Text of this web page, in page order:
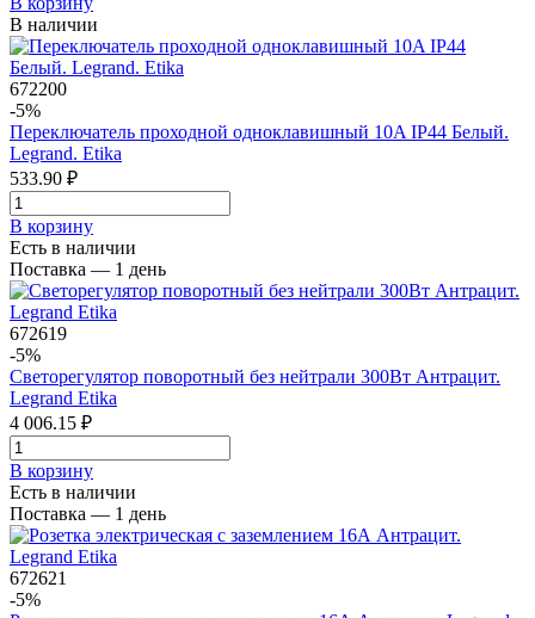
В наличии
672200
-5%
Переключатель проходной одноклавишный 10A IP44 Белый.
Legrand. Etika
533.90 ₽
В корзинy
Есть в наличии
Поставка — 1 день
672619
-5%
Светорегулятор поворотный без нейтрали 300Вт Антрацит.
Legrand Etika
4 006.15 ₽
В корзинy
Есть в наличии
Поставка — 1 день
672621
-5%